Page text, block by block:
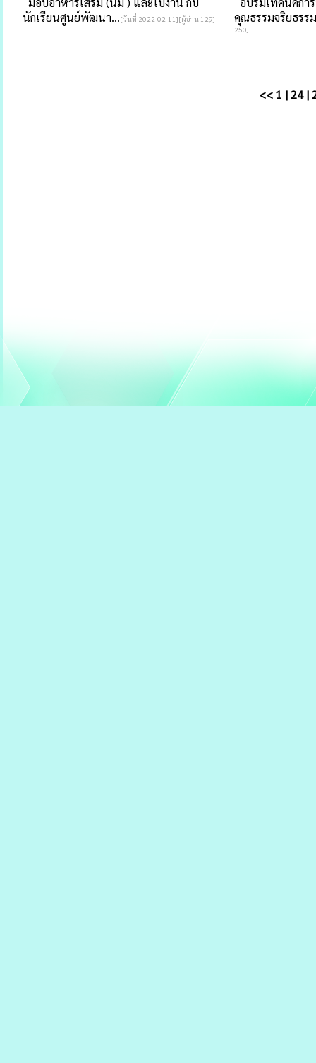
นักเรียนศูนย์พัฒนา...[วันที่ 2022-02-11][ผู้อ่าน 129]
คุณธรรมจริยธรร
250]
<< 1 |24|